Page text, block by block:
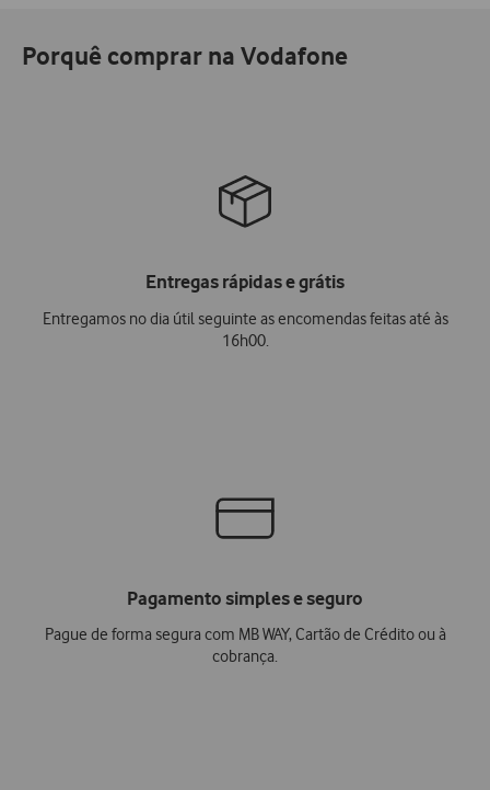
Porquê comprar na Vodafone
Entregas rápidas e grátis
Entregamos no dia útil seguinte as encomendas feitas até às
16h00.
Pagamento simples e seguro
Pague de forma segura com MB WAY, Cartão de Crédito ou à
cobrança.